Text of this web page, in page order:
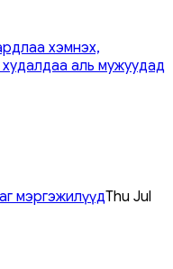
хэмнэх,
худалдаа аль мужуудад
мэргэжилүүдThu Jul